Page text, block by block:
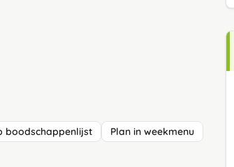
boodschappenlijst Plan in weekmenu